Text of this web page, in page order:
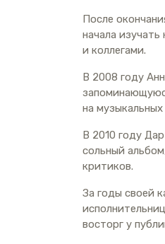
После
начала
и коллегами.
В 2008 году
на
В 2010 году
сольный
критиков.
За годы своей
восторг у